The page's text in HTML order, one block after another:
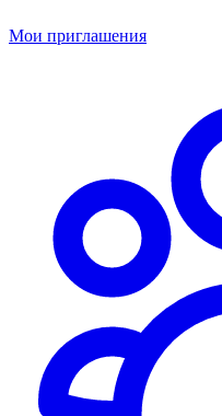
Мои приглашения